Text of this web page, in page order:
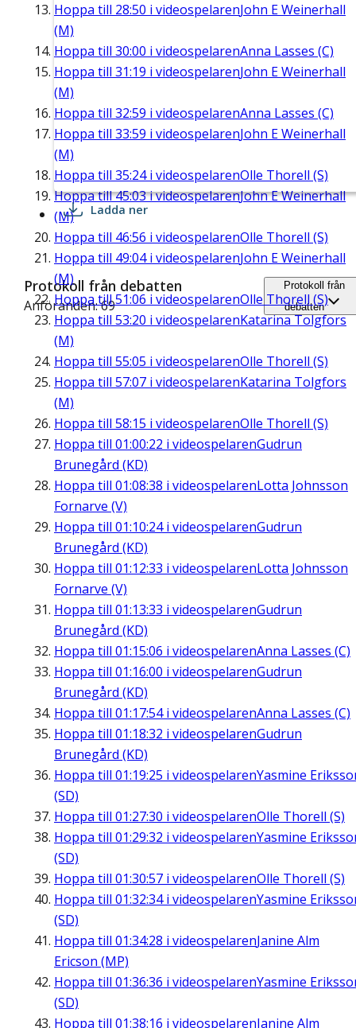
Hoppa till 28:50 i videospelarenJohn E Weinerhall
(M)
Hoppa till 30:00 i videospelarenAnna Lasses (C)
Hoppa till 31:19 i videospelarenJohn E Weinerhall
(M)
Hoppa till 32:59 i videospelarenAnna Lasses (C)
Hoppa till 33:59 i videospelarenJohn E Weinerhall
(M)
Hoppa till 35:24i videospelarenOlle Thorell (S)
Hoppa till45:03i videospelarenJohn E Weinerhall
(M)
Hoppa till 46:56 i videospelarenOlle Thorell (S)
Hoppa till 49:04i videospelarenJohn E Weinerhall
(M)
Hoppa till51:06 i videospelarenOlle Thorell (S)
Hoppa till 53:20 i videospelarenKatarina Tolgfors
(M)
Hoppa till 55:05 i videospelarenOlle Thorell (S)
Hoppa till 57:07 i videospelarenKatarina Tolgfors
(M)
Hoppa till 58:15 i videospelarenOlle Thorell (S)
Hoppa till 01:00:22 i videospelarenGudrun
Brunegård (KD)
Hoppa till 01:08:38 i videospelarenLotta Johnsson
Fornarve (V)
Hoppa till 01:10:24i videospelarenGudrun
Brunegård (KD)
Hoppa till 01:12:33 i videospelarenLotta Johnsson
Fornarve (V)
Hoppa till 01:13:33 i videospelarenGudrun
Brunegård (KD)
Hoppa till 01:15:06 i videospelarenAnna Lasses (C)
Hoppa till 01:16:00 i videospelarenGudrun
Brunegård (KD)
Hoppa till 01:17:54i videospelarenAnna Lasses (C)
Hoppa till 01:18:32 i videospelarenGudrun
Brunegård (KD)
Hoppa till 01:19:25 i videospelarenYasmine
(SD)
Hoppa till 01:27:30 i videospelarenOlle Thorell (S)
Hoppa till 01:29:32 i videospelarenYasmine
(SD)
Hoppa till 01:30:57 i videospelarenOlle Thorell (S)
Hoppa till 01:32:34i videospelarenYasmine
(SD)
Hoppa till 01:34:28 i videospelarenJanine Alm
Ericson (MP)
Hoppa till 01:36:36 i videospelarenYasmine
(SD)
Hoppa till 01:38:16 i videospelarenJanine Alm
Ladda ner
Protokoll från debatten
Anföranden: 69
Protokoll från
debatten